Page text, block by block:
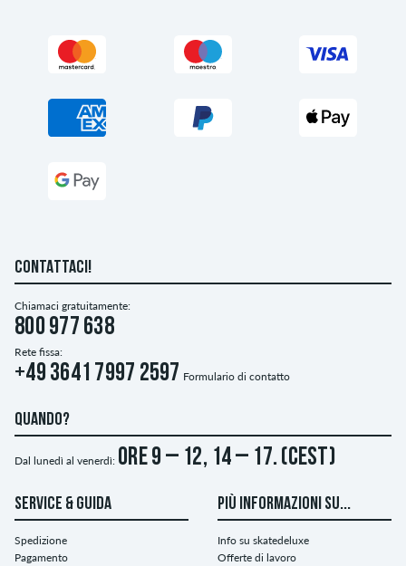
CONTATTACI!
Chiamaci gratuitamente:
800 977 638
Rete fissa:
+49 3641 7997 2597 Formulario di contatto
QUANDO?
Dal lunedì al venerdì: ore 9 – 12, 14 – 17. (CEST)
SERVICE & GUIDA
Spedizione
Pagamento
PIÙ INFORMAZIONI SU...
Info su skatedeluxe
Offerte di lavoro